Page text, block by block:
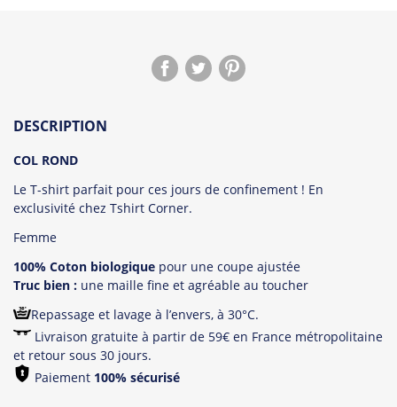
DESCRIPTION
COL ROND
Le T-shirt parfait pour ces jours de confinement ! En
exclusivité chez Tshirt Corner.
Femme
100% Coton biologique pour une coupe ajustée
Truc bien : une maille fine et agréable au toucher
Repassage et lavage à l’envers, à 30°C.
Livraison gratuite à partir de 59€ en France métropolitaine
et retour sous 30 jours.
Paiement 100% sécurisé